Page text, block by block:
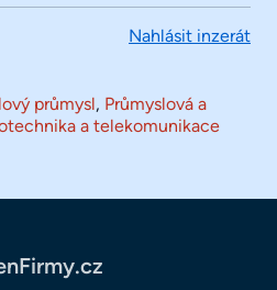
Nahlásit inzerát
průmysl, Průmyslová a
a telekomunikace